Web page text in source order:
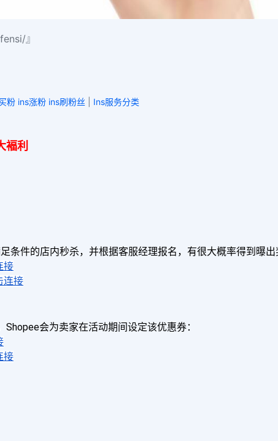
』
粉 ins涨粉 ins刷粉丝 Ins服务分类
褔利
条件的店内秒杀，并根据客服经理报名，有很大概率得到曝出
接
连接
会为卖家在活动期间设定该优惠券：
接